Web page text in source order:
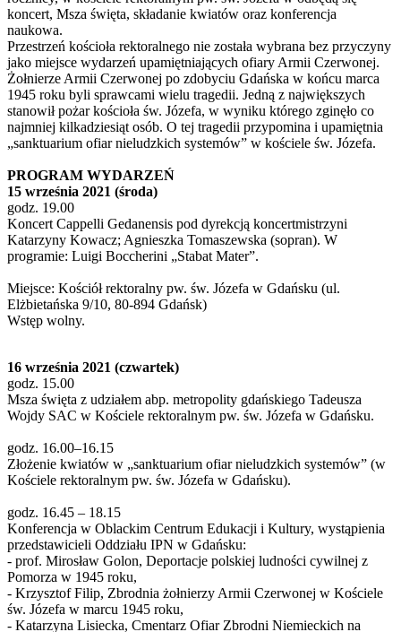
koncert, Msza święta, składanie kwiatów oraz konferencja
naukowa.
Przestrzeń kościoła rektoralnego nie została wybrana bez przyczyny
jako miejsce wydarzeń upamiętniających ofiary Armii Czerwonej.
Żołnierze Armii Czerwonej po zdobyciu Gdańska w końcu marca
1945 roku byli sprawcami wielu tragedii. Jedną z największych
stanowił pożar kościoła św. Józefa, w wyniku którego zginęło co
najmniej kilkadziesiąt osób. O tej tragedii przypomina i upamiętnia
„sanktuarium ofiar nieludzkich systemów” w kościele św. Józefa.
PROGRAM WYDARZEŃ
15 września 2021 (środa)
godz. 19.00
Koncert Cappelli Gedanensis pod dyrekcją koncertmistrzyni
Katarzyny Kowacz; Agnieszka Tomaszewska (sopran). W
programie: Luigi Boccherini „Stabat Mater”.
Miejsce: Kościół rektoralny pw. św. Józefa w Gdańsku (ul.
Elżbietańska 9/10, 80-894 Gdańsk)
Wstęp wolny.
16 września 2021 (czwartek)
godz. 15.00
Msza święta z udziałem abp. metropolity gdańskiego Tadeusza
Wojdy SAC w Kościele rektoralnym pw. św. Józefa w Gdańsku.
godz. 16.00–16.15
Złożenie kwiatów w „sanktuarium ofiar nieludzkich systemów” (w
Kościele rektoralnym pw. św. Józefa w Gdańsku).
godz. 16.45 – 18.15
Konferencja w Oblackim Centrum Edukacji i Kultury, wystąpienia
przedstawicieli Oddziału IPN w Gdańsku:
- prof. Mirosław Golon, Deportacje polskiej ludności cywilnej z
Pomorza w 1945 roku,
- Krzysztof Filip, Zbrodnia żołnierzy Armii Czerwonej w Kościele
św. Józefa w marcu 1945 roku,
- Katarzyna Lisiecka, Cmentarz Ofiar Zbrodni Niemieckich na